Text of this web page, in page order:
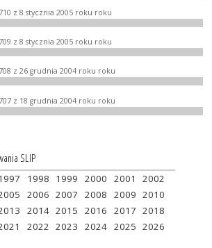
z 8 stycznia 2005 roku roku
z 8 stycznia 2005 roku roku
z 26 grudnia 2004 roku roku
z 18 grudnia 2004 roku roku
SLIP
1998 1999 2000 2001
2002
2006 2007 2008 2009 2010
2014 2015 2016 2017 2018
2022 2023 2024 2025 2026